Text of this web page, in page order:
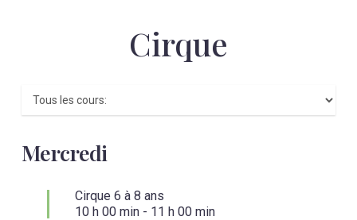
Cirque
Mercredi
Cirque 6 à 8 ans
10 h 00 min - 11 h 00 min